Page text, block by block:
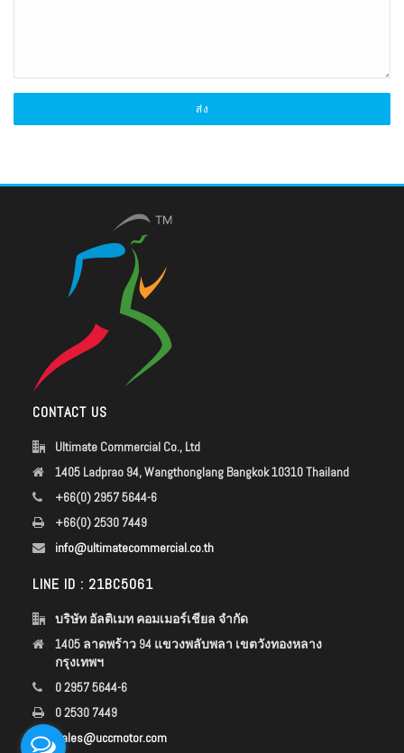
CONTACT US
Ultimate Commercial Co., Ltd
1405 Ladprao 94, Wangthonglang Bangkok 10310 Thailand
+66(0) 2957 5644-6
+66(0) 2530 7449
info@ultimatecommercial.co.th
LINE ID : 21BC5061
บริษัท อัลติเมท คอมเมอร์เชียล จำกัด
1405 ลาดพร้าว 94 แขวงพลับพลา เขตวังทองหลาง
กรุงเทพฯ
0 2957 5644-6
0 2530 7449
sales@uccmotor.com